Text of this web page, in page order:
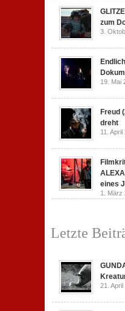
zum
3.
19. Mai
Freud
dreht
11. April
eines
1. März
Letzte
21. April